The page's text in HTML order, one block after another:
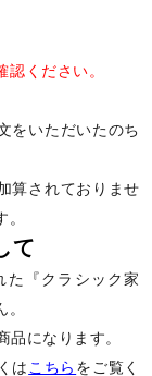
ください。
をいただいたのち
算されておりませ
て
た『クラシック家
品になります。
は こちら をご覧く